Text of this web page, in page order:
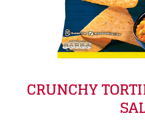
CRUNCHY